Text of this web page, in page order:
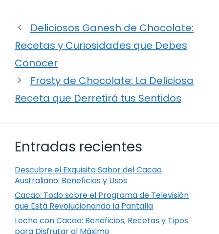
Deliciosos Ganesh de Chocolate:
Recetas y Curiosidades que Debes
Conocer
Frosty de Chocolate: La Deliciosa
Receta que Derretirá tus Sentidos
Entradas recientes
Descubre el Exquisito Sabor del Cacao
Australiano: Beneficios y Usos
Cacao: Todo sobre el Programa de Televisión
que Está Revolucionando la Pantalla
Leche con Cacao: Beneficios, Recetas y Tipos
para Disfrutar al Máximo